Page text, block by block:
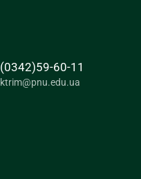
(0342)59-60-11
ktrim@pnu.edu.ua